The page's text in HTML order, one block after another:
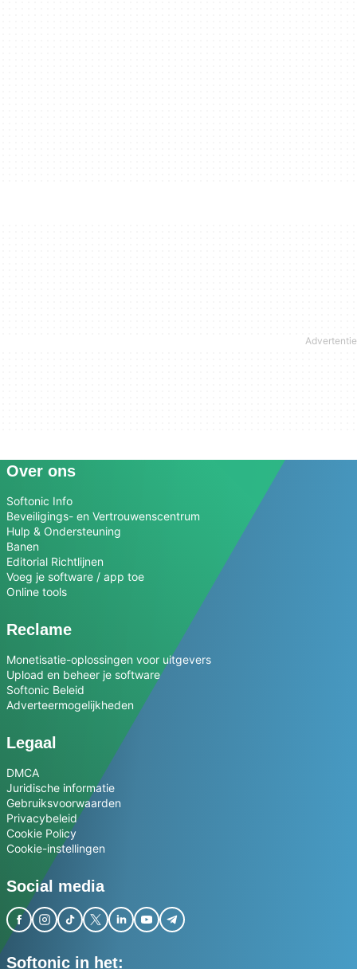
Over ons
Softonic Info
Beveiligings- en Vertrouwenscentrum
Hulp & Ondersteuning
Banen
Editorial Richtlijnen
Voeg je software / app toe
Online tools
Reclame
Monetisatie-oplossingen voor uitgevers
Upload en beheer je software
Softonic Beleid
Adverteermogelijkheden
Legaal
DMCA
Juridische informatie
Gebruiksvoorwaarden
Privacybeleid
Cookie Policy
Cookie-instellingen
Social media
Softonic in het: